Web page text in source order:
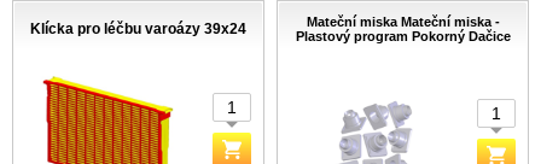
Klícka pro léčbu varoázy 39x24
Mateční miska Mateční miska -
Plastový program Pokorný Dačice